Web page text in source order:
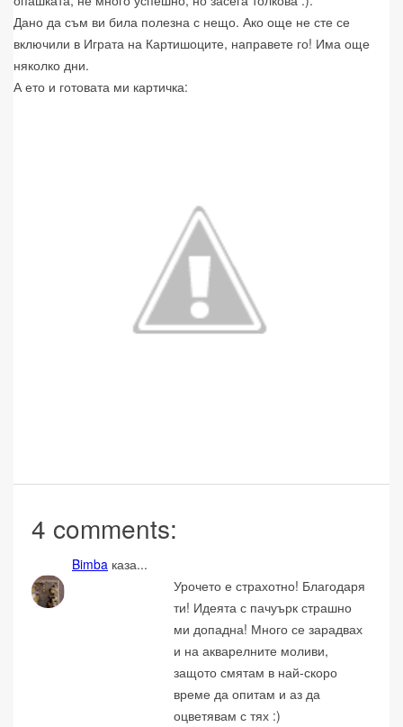
Дано да съм ви била полезна с нещо. Ако още не сте се
включили в Играта на Картишоците, направете го! Има още
няколко дни.
А ето и готовата ми картичка:
4 comments:
Bimba каза...
Урочето е страхотно! Благодаря
ти! Идеята с пачуърк страшно
ми допадна! Много се зарадвах
и на акварелните моливи,
защото смятам в най-скоро
време да опитам и аз да
оцветявам с тях :)